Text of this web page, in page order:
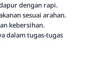
dengan rapi.
sesuai arahan.
kebersihan.
dalam tugas-tugas